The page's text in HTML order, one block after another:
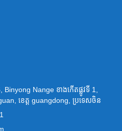
Binyong Nange ខាងកើតផ្លូវទី 1,
ខេត្ត guangdong, ប្រទេសចិន